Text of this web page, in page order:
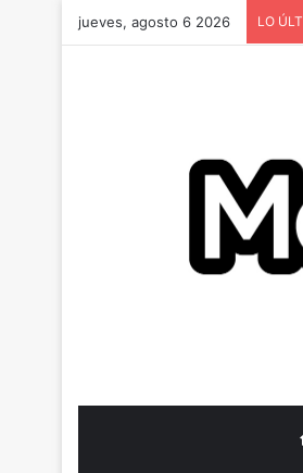
jueves, agosto 6 2026 LO